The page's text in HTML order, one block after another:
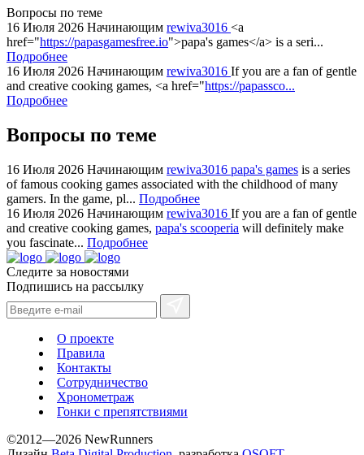
replica
bvlgari
watches
+maserati
online
for
sale.
hilarity
exceptional
method.
www.yvessaintlaurent.to
with
the
best
prices.
Вопросы по теме
16 Июля 2026 Начинающим rewiva3016 <a
href="https://papasgamesfree.io">papa's games</a> is a seri...
Подробнее
16 Июля 2026 Начинающим rewiva3016 If you are a fan of gentle
and creative cooking games, <a href="https://papassco...
Подробнее
Вопросы по теме
16 Июля 2026 Начинающим rewiva3016 papa's games is a series
of famous cooking games associated with the childhood of many
gamers. In the game, pl... Подробнее
16 Июля 2026 Начинающим rewiva3016 If you are a fan of gentle
and creative cooking games, papa's scooperia will definitely make
you fascinate... Подробнее
Следите за новостями
Подпишись на рассылку
О проекте
Правила
Контакты
Сотрудничество
Хронометраж
Гонки с препятствиями
©2012—2026 NewRunners